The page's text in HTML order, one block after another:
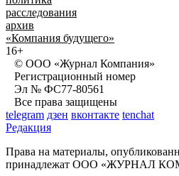
расследования
архив
«Компания будущего»
16+
© ООО «Журнал Компания»
Регистрационный номер
Эл № ФС77-80561
Все права защищены
telegram дзен вконтакте tenchat
Редакция
Права на материалы,
принадлежат ООО «ЖУРНАЛ